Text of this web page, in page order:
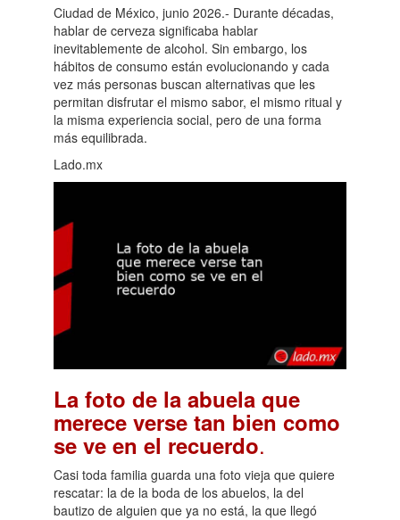
Ciudad de México, junio 2026.- Durante décadas,
hablar de cerveza significaba hablar
inevitablemente de alcohol. Sin embargo, los
hábitos de consumo están evolucionando y cada
vez más personas buscan alternativas que les
permitan disfrutar el mismo sabor, el mismo ritual y
la misma experiencia social, pero de una forma
más equilibrada.
Lado.mx
La foto de la abuela que
merece verse tan bien como
se ve en el recuerdo.
Casi toda familia guarda una foto vieja que quiere
rescatar: la de la boda de los abuelos, la del
bautizo de alguien que ya no está, la que llegó